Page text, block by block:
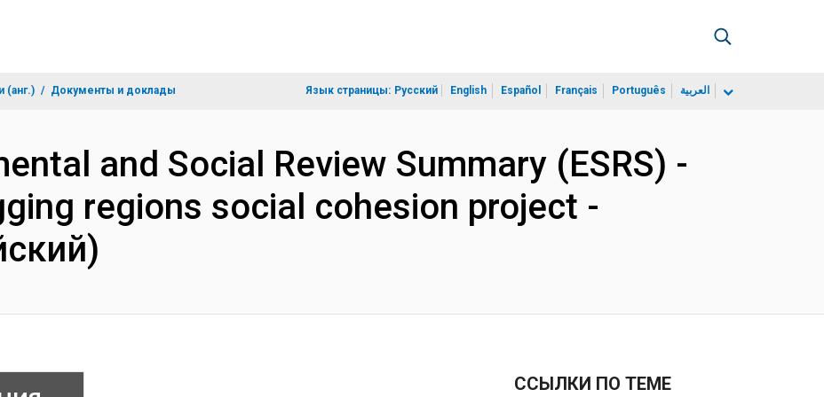
(анг.) Документы и доклады Язык страницы: Русский English Español Français Português العربية
and Social Review Summary (ESRS) -
regions social cohesion project -
ССЫЛКИ ПО ТЕМЕ